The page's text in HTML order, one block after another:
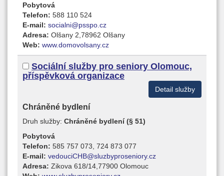
Pobytová
Telefon: 588 110 524
E-mail: socialni@psspo.cz
Adresa: Olšany 2,78962 Olšany
Web: www.domovolsany.cz
Sociální služby pro seniory Olomouc,
příspěvková organizace
Detail služby
Chráněné bydlení
Druh služby: Chráněné bydlení (§ 51)
Pobytová
Telefon: 585 757 073, 724 873 077
E-mail: vedouciCHB@sluzbyproseniory.cz
Adresa: Zikova 618/14,77900 Olomouc